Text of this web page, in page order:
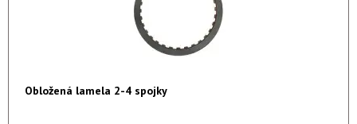
Obložená lamela 2-4 spojky